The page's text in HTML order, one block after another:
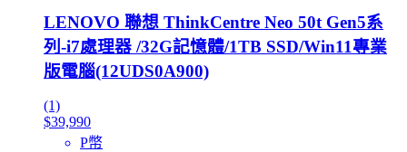
LENOVO 聯想 ThinkCentre Neo 50t Gen5系
列-i7處理器 /32G記憶體/1TB SSD/Win11專業
版電腦(12UDS0A900)
(1)
$39,990
P幣